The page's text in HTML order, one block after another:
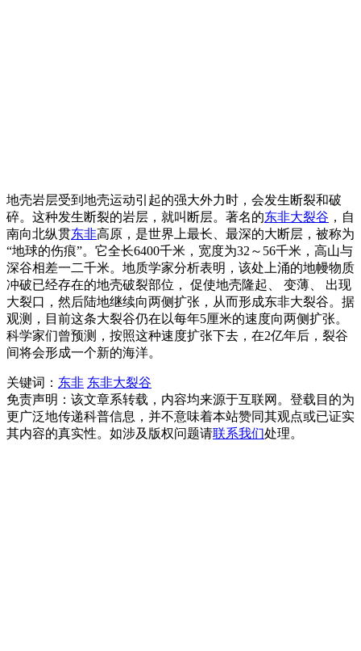
地壳岩层受到地壳运动引起的强大外力时，会发生断裂和破
碎。这种发生断裂的岩层，就叫断层。著名的东非大裂谷 ，自
南向北纵贯东非高原，是世界上最长、最深的大断层，被称为
“地球的伤痕”。它全长6400千米，宽度为32～56千米，高山与
深谷相差一二千米。地质学家分析表明，该处上涌的地幔物质
冲破已经存在的地壳破裂部位， 促使地壳隆起、 变薄、 出现
大裂口，然后陆地继续向两侧扩张，从而形成东非大裂谷。据
观测，目前这条大裂谷仍在以每年5厘米的速度向两侧扩张。
科学家们曾预测，按照这种速度扩张下去，在2亿年后，裂谷
间将会形成一个新的海洋。
关键词： 东非 东非大裂谷
免责声明：该文章系转载，内容均来源于互联网。登载目的为
更广泛地传递科普信息，并不意味着本站赞同其观点或已证实
其内容的真实性。如涉及版权问题请联系我们处理。